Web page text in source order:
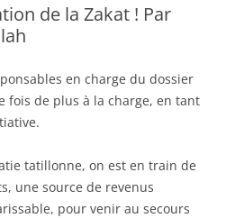
de la Zakat ! Par
en charge du dossier
fois de plus à la charge, en tant
tatillonne, on est en train de
une source de revenus
pour venir au secours